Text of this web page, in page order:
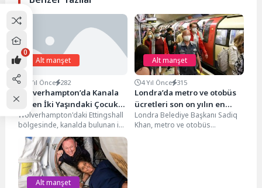
Alt manşet
2 Yıl Önce 282
Wolverhampton’da Kanala
Düşen İki Yaşındaki Çocuk
Hayatını Kaybetti
Wolverhampton'daki Ettingshall
bölgesinde, kanalda bulunan iki
yaşındaki bir çocuk, hastaneye
kaldırılmasının ardından
yaşamını yitirdi. Olay,...
Alt manşet
4 Yıl Önce 315
Londra’da metro ve otobüs
ücretleri son on yılın en
büyük zammını gördü
Londra Belediye Başkanı Sadiq
Khan, metro ve otobüs
Alt manşet
0